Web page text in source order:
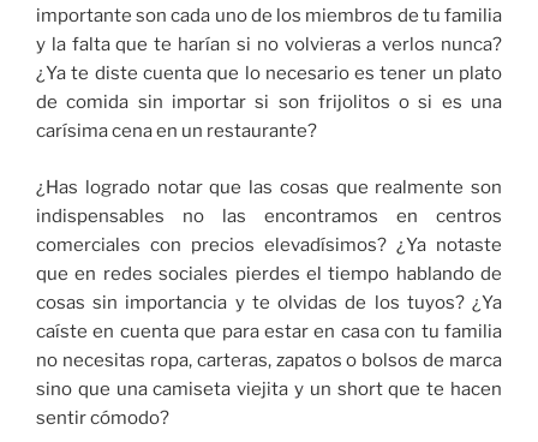
importante son cada uno de los miembros de tu familia
y la falta que te harían si no volvieras a verlos nunca?
¿Ya te diste cuenta que lo necesario es tener un plato
de comida sin importar si son frijolitos o si es una
carísima cena en un restaurante?
¿Has logrado notar que las cosas que realmente son
indispensables no las encontramos en centros
comerciales con precios elevadísimos? ¿Ya notaste
que en redes sociales pierdes el tiempo hablando de
cosas sin importancia y te olvidas de los tuyos?¿Ya
caíste en cuenta que para estar en casa con tu familia
no necesitas ropa, carteras, zapatos o bolsos de marca
sino que una camiseta viejita y un short que te hacen
sentir cómodo?